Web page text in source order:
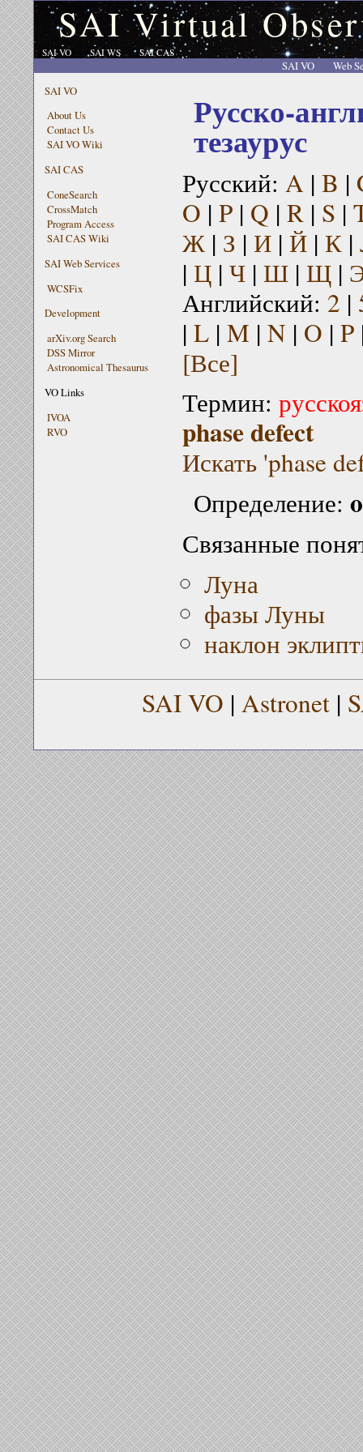
SAI Virtual
SAI VO SAI WS SAI CAS
SAI VO
Web
SAI VO
About Us
Contact Us
SAI VO Wiki
SAI CAS
ConeSearch
CrossMatch
Program Access
SAI CAS Wiki
SAI Web Services
WCSFix
Development
arXiv.org Search
DSS Mirror
Astronomical Thesaurus
VO Links
IVOA
RVO
Русско-
тезаурус
Русский: A | B |
O | P| Q | R| S |
Ж| З | И| Й| К|
| Ц| Ч| Ш| Щ|
Английский: 2 |
| L| M | N | O | P
[Все]
Термин:
phase defect
Искать 'phase
Определение:
Связанные
Луна
фазы Луны
наклон
SAI VO | Astronet |